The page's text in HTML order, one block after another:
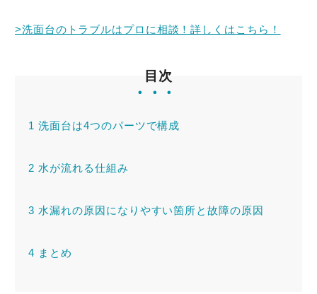
緊急！水道救急センタ
>洗面台のトラブルはプロに相談！詳しくはこちら！
目次
1 洗面台は4つのパーツで構成
2 水が流れる仕組み
3 水漏れの原因になりやすい箇所と故障の原因
4 まとめ